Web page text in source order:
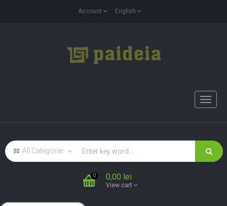
Account English
Toggle
0 0,00 lei
View cart